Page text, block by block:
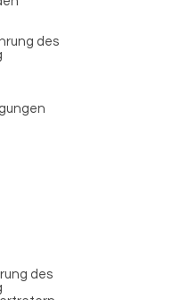
des
des